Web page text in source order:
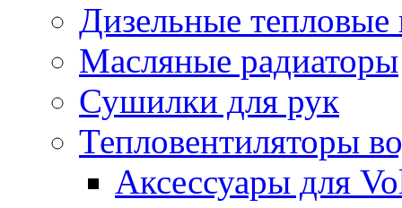
Дизельные
Масляные радиаторы
Сушилки для рук
Тепловентиляторы
Аксессуары для